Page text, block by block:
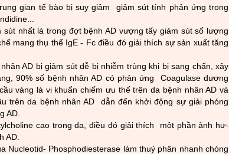
gian tế bào bị suy giảm giảm sút tính phản ứng trong
sút nhất là trong đợt bệnh AD vư­ợng tấy giảm sút số l­ượng
mang thụ thể IgE - Fc điều đó giải thích sự sản xuất tăng
AD bị giảm sút dễ bị nhiễm trùng khi bị sang chấn, xây
90% số bệnh nhân AD có phản ứng Coagulase d­ương
vàng là vi khuẩn chiếm ư­u thế trên da bệnh nhân AD và
trên da bệnh nhân AD dẫn đến khởi động sự giải phóng
AD.
cao trong da, điều đó giải thích một phần ảnh hư­
AD.
Nucleotid- Phosphodiesterase làm thuỷ phân nhanh chóng